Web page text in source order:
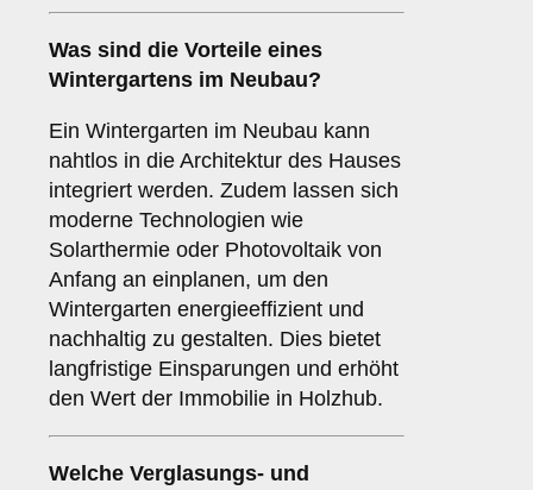
Was sind die Vorteile eines
Wintergartens im Neubau?
Ein Wintergarten im Neubau kann
nahtlos in die Architektur des Hauses
integriert werden. Zudem lassen sich
moderne Technologien wie
Solarthermie oder Photovoltaik von
Anfang an einplanen, um den
Wintergarten energieeffizient und
nachhaltig zu gestalten. Dies bietet
langfristige Einsparungen und erhöht
den Wert der Immobilie in Holzhub.
Welche Verglasungs- und